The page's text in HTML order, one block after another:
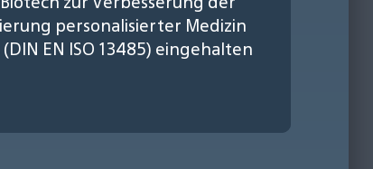
personalisierter Medizin
EN ISO 13485) eingehalten